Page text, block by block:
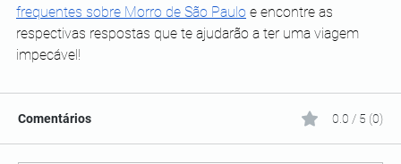
frequentes sobre Morro de São Paulo e encontre as
respectivas respostas que te ajudarão a ter uma viagem
impecável!
Comentários 0.0 / 5 (0)